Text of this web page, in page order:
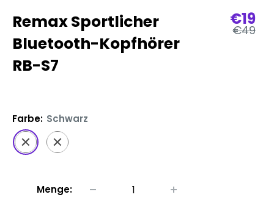
Remax Sportlicher
Bluetooth-Kopfhörer
RB-S7
€19
€49
Farbe: Schwarz
SchwarzWeiß
Menge: